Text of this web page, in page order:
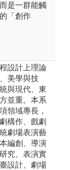
是一群能觸
「創作
設計上理論
美學與技
與現代、東
並重。本系
領域專長，
構作、戲劇
劇場表演藝
編創、導演
究、表演實
設計、劇場